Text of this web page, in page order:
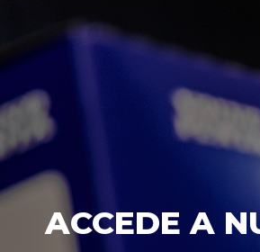
ACCEDE A